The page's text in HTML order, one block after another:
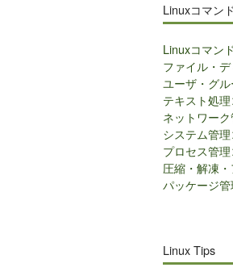
検
索
Linuxコマンド
Linuxコマンド
ファイル・
ユーザ・グ
テキスト処
ネットワー
システム管
プロセス管
圧縮・解凍
パッケージ
Linux Tips